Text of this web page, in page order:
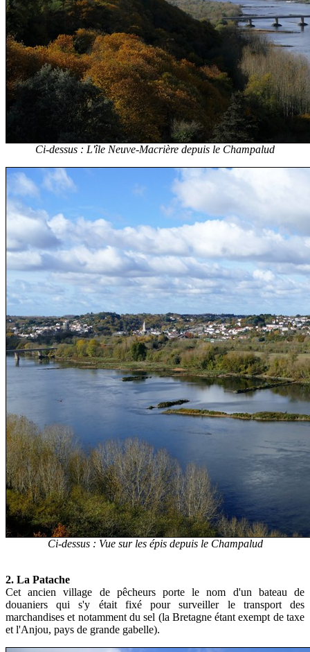
Ci-dessus : L'île Neuve-Macrière depuis le Champalud
Ci-dessus : Vue sur les épis depuis le Champalud
2. La Patache
Cet ancien village de pêcheurs porte le nom d'un bateau de
douaniers qui s'y était fixé pour surveiller le transport des
marchandises et notamment du sel (la Bretagne étant exempt de taxe
et l'Anjou, pays de grande gabelle).